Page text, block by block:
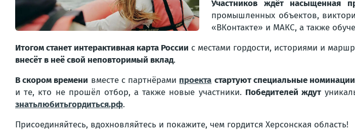
Участников ждёт насыщенная
промышленных объектов,
«ВКонтакте» и MАКС, а также
Итогом станет интерактивная карта России с местами гордости, историями и
внесёт в неё свой неповторимый вклад.
В скором времени вместе с партнёрами проекта стартуют специальные номинации
и те, кто не прошёл отбор, а также новые участники. Победителей ждут
знатьлюбитьгордиться.рф.
Присоединяйтесь, вдохновляйтесь и покажите, чем гордится Херсонская область!